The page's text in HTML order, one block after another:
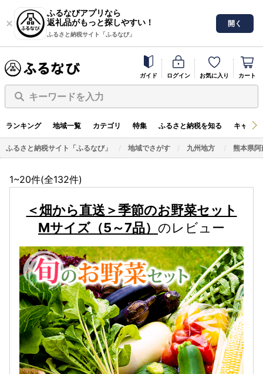
ふるなびアプリなら
返礼品がもっと探しやすい！
ふるさと納税サイト「ふるなび」
開く
ガイド ログイン お気に入り カート
キーワードを入力
ランキング 地域一覧 カテゴリ 特集 ふるさと納税を知る キャン
ふるさと納税サイト「ふるなび」 地域でさがす 九州地方 熊本県阿
1~20件(全132件)
＜畑から直送＞季節のお野菜セット
Mサイズ（5～7品） のレビュー